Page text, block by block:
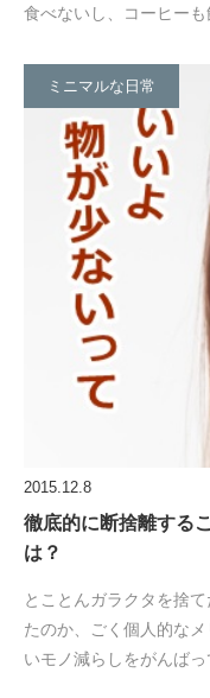
食べないし、コーヒー
ミニマルな日常
2015.12.8
徹底的に断捨離する
は？
とことんガラクタを捨
たのか、ごく個人的な
いモノ減らしをがんば